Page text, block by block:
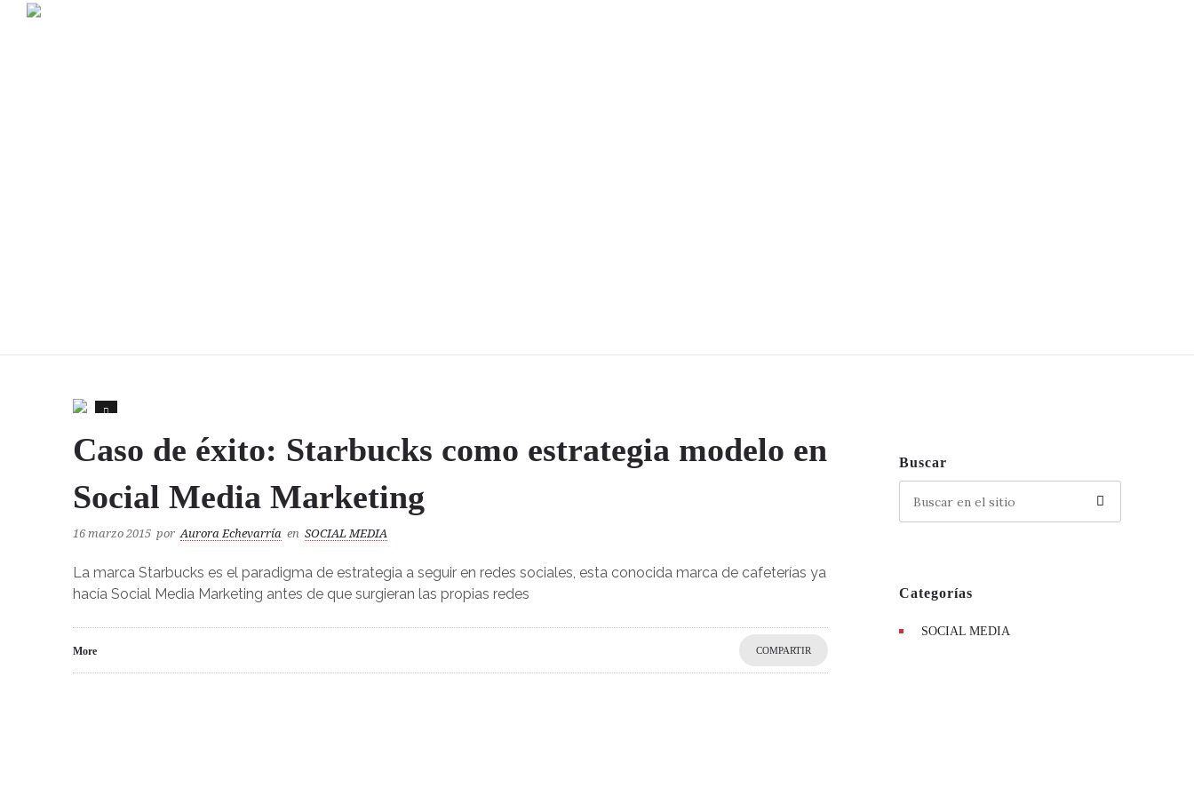
3
Caso de éxito: Starbucks como estrategia modelo en
Social Media Marketing
16 marzo 2015 por Aurora Echevarría en SOCIAL MEDIA
La marca Starbucks es el paradigma de estrategia a seguir en redes sociales, esta conocida marca de cafeterías ya
hacía Social Media Marketing antes de que surgieran las propias redes
More COMPARTIR
Buscar
Categorías
SOCIAL MEDIA